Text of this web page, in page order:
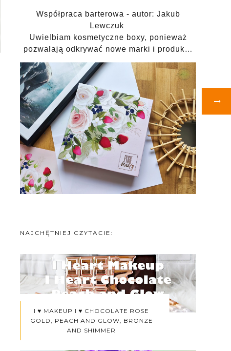
Współpraca barterowa - autor: Jakub
Lewczuk
Uwielbiam kosmetyczne boxy, ponieważ
pozwalają odkrywać nowe marki i produk…
NAJCHĘTNIEJ CZYTACIE:
I ♥ MAKEUP I ♥ CHOCOLATE ROSE
GOLD, PEACH AND GLOW, BRONZE
AND SHIMMER